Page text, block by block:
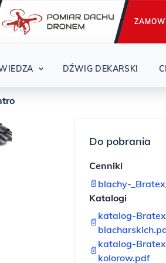
nieprzerwanie od 29 lat !
DŹWIG DEKARSKI
Blachodachówka
Do pobrania
Cenniki
📄 blachy-
Katalogi
📄
katalog-
📄
katalog-
kolorow.pdf